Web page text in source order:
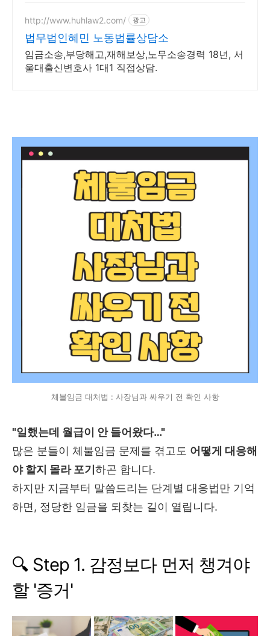
http://www.huhlaw2.com/ 광고
법무법인혜민 노동법률상담소
임금소송,부당해고,재해보상,노무소송경력 18년, 서
울대출신변호사 1대1 직접상담.
체불임금 대처법 : 사장님과 싸우기 전 확인 사항
"일했는데 월급이 안 들어왔다…"
많은 분들이 체불임금 문제를 겪고도 어떻게 대응해
야 할지 몰라 포기 하곤 합니다.
하지만 지금부터 말씀드리는 단계별 대응법만 기억
하면, 정당한 임금을 되찾는 길이 열립니다.
🔍 Step 1. 감정보다 먼저 챙겨야
할 '증거'